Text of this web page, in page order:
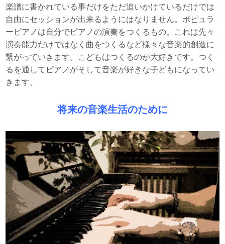
楽譜に書かれている事だけをただ追いかけているだけでは
自由にセッションが出来るようにはなりません。ポピュラ
ーピアノは自分でピアノの演奏をつくるもの。これは先々
演奏能力だけではなく曲をつくるなど様々な音楽的創造に
繋がっていきます。こどもはつくるのが大好きです。つく
るを通してピアノがそして音楽が好きな子どもになってい
きます。
将来の音楽生活のために